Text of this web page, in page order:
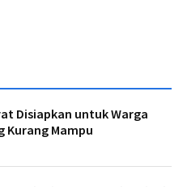
Disiapkan untuk Warga
Kurang Mampu